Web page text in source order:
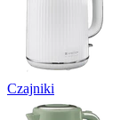
Czajniki